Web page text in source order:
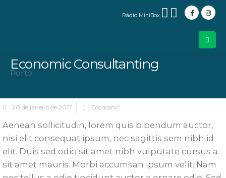
Rádio MiniBox
Economic Consultanting
Porto
20 de janeiro de 2017 Economic
Aenean sollicitudin, lorem quis bibendum auctor,
nisi elit consequat ipsum, nec sagittis sem nibh id
elit. Duis sed odio sit amet nibh vulputate cursus a
sit amet mauris. Morbi accumsan ipsum velit. Nam